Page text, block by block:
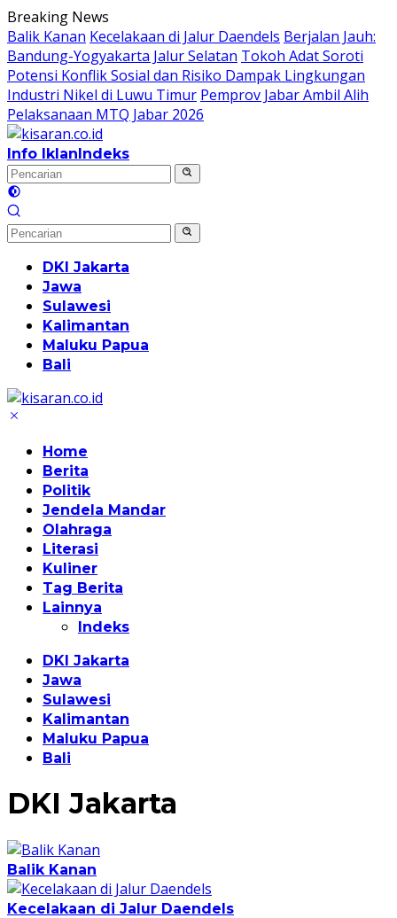
Langsung
ke
konten
Breaking News
Balik Kanan Kecelakaan di Jalur Daendels Berjalan Jauh:
Bandung-Yogyakarta Jalur Selatan Tokoh Adat Soroti
Potensi Konflik Sosial dan Risiko Dampak Lingkungan
Industri Nikel di Luwu Timur Pemprov Jabar Ambil Alih
Pelaksanaan MTQ Jabar 2026
Info IklanIndeks
DKI Jakarta
Jawa
Sulawesi
Kalimantan
Maluku Papua
Bali
Home
Berita
Politik
Jendela Mandar
Olahraga
Literasi
Kuliner
Tag Berita
Lainnya
Indeks
DKI Jakarta
Jawa
Sulawesi
Kalimantan
Maluku Papua
Bali
DKI Jakarta
Balik Kanan
Kecelakaan di Jalur Daendels